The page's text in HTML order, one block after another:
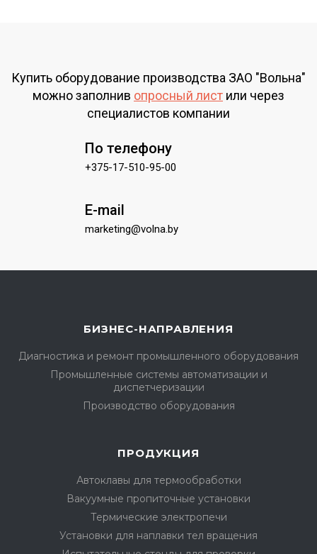
Купить оборудование производства ЗАО "Вольна"
можно заполнив опросный лист или через
специалистов компании
По телефону
+375-17-510-95-00
E-mail
marketing@volna.by
БИЗНЕС-НАПРАВЛЕНИЯ
Диагностика и ремонт промышленного оборудования
Промышленные системы автоматизации и
диспетчеризации
Производство оборудования
ПРОДУКЦИЯ
Автоклавы для термообработки
Вакуумные пропиточные установки
Термические электропечи
Установки для наплавки тел вращения